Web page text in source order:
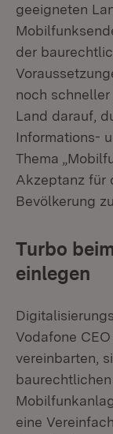
geeigneten
der
noch
Land darauf,
Informations-
Thema
Akzeptanz für
Bevölkerung
Turbo
einlegen
Vodafone
vereinbarten,
eine